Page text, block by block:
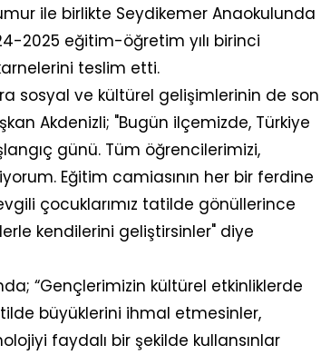
ile birlikte Seydikemer Anaokulunda
2025 eğitim-öğretim yılı birinci
teslim etti.
sosyal ve kültürel gelişimlerinin de son
Akdenizli; "Bugün ilçemizde, Türkiye
günü. Tüm öğrencilerimizi,
Eğitim camiasının her bir ferdine
çocuklarımız tatilde gönüllerince
kendilerini geliştirsinler" diye
“Gençlerimizin kültürel etkinliklerde
büyüklerini ihmal etmesinler,
faydalı bir şekilde kullansınlar